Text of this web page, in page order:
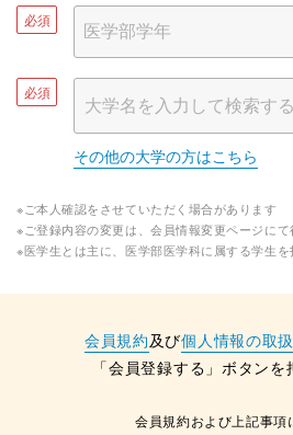
必須
必須
その他の大学の方はこちら
※ご本人確認をさせていただく場合があります
※ご登録内容の変更は、会員情報変更ページにて
※医学生とは主に、医学部医学科に属する学生を
会員規約及び個人情報の取
「会員登録する」ボタン
会員規約および上記事項